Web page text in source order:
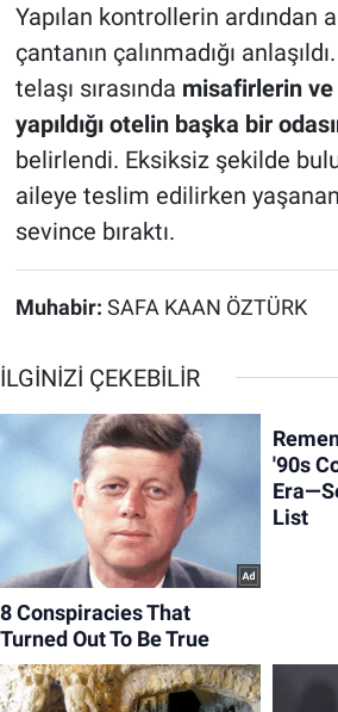
Yapılan kontrollerin ardından
çantanın çalınmadığı
telaşı sırasında misafirlerin ve
yapıldığı otelin başka bir
belirlendi. Eksiksiz şekilde
aileye teslim edilirken
sevince bıraktı.
Muhabir: SAFA KAAN ÖZTÜRK